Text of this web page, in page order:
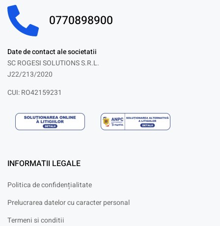
0770898900
Date de contact ale societatii
SC ROGESI SOLUTIONS S.R.L.
J22/213/2020
CUI: RO42159231
INFORMATII LEGALE
Politica de confidențialitate
Prelucrarea datelor cu caracter personal
Termeni si conditii